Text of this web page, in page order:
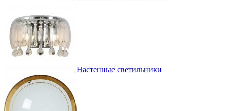
Настенные светильники